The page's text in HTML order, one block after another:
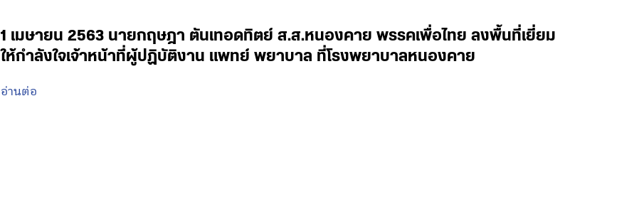
1 เมษายน 2563 นายกฤษฎา ตันเทอดทิตย์ ส.ส.หนองคาย พรรคเพื่อไทย ลงพื้นที่เยี่ยม
ให้กำลังใจเจ้าหน้าที่ผู้ปฏิบัติงาน แพทย์ พยาบาล ที่โรงพยาบาลหนองคาย
อ่านต่อ